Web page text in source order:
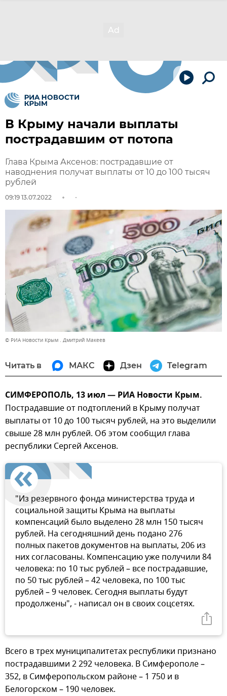
В Крыму начали выплаты
пострадавшим от потопа
Глава Крыма Аксенов: пострадавшие от
наводнения получат выплаты от 10 до 100 тысяч
рублей
09:19 13.07.2022
© РИА Новости Крым . Дмитрий Макеев
Читать в МАКС Дзен Telegram
СИМФЕРОПОЛЬ, 13 июл — РИА Новости Крым.
Пострадавшие от подтоплений в Крыму получат
выплаты от 10 до 100 тысяч рублей, на это выделили
свыше 28 млн рублей. Об этом сообщил глава
республики Сергей Аксенов.
"Из резервного фонда министерства труда и
социальной защиты Крыма на выплаты
компенсаций было выделено 28 млн 150 тысяч
рублей. На сегодняшний день подано 276
полных пакетов документов на выплаты, 206 из
них согласованы. Компенсацию уже получили 84
человека: по 10 тыс рублей – все пострадавшие,
по 50 тыс рублей – 42 человека, по 100 тыс
рублей – 9 человек. Сегодня выплаты будут
продолжены", - написал он в своих соцсетях.
Всего в трех муниципалитетах республики признано
пострадавшими 2 292 человека. В Симферополе –
352, в Симферопольском районе – 1 750 и в
Белогорском – 190 человек.